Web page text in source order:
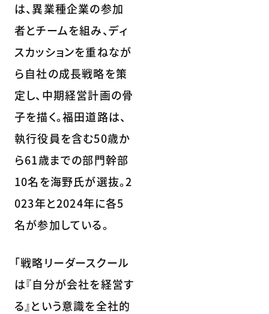
は、異業種企業の参加
者とチームを組み、ディ
スカッションを重ねなが
ら自社の成長戦略を策
定し、中期経営計画の骨
子を描く。福田道路は、
執行役員を含む50歳か
ら61歳までの部門幹部
10名を海野氏が選抜。2
023年と2024年に各5
名が参加している。
「戦略リーダースクール
は『自分が会社を経営す
る』という意識を全社的